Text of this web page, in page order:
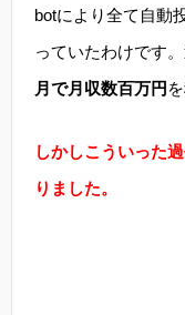
botにより全て自動
っていたわけです
月で月収数百万円
しかしこういった
りました。